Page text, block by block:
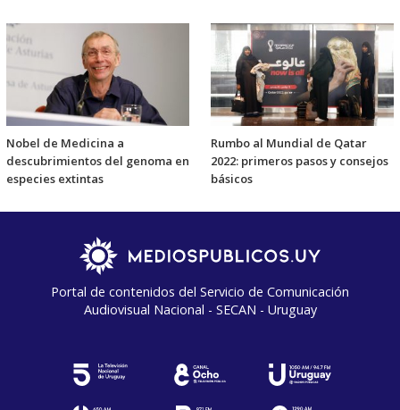
Nobel de Medicina a
descubrimientos del genoma en
especies extintas
Rumbo al Mundial de Qatar
2022: primeros pasos y consejos
básicos
Portal de contenidos del Servicio de Comunicación
Audiovisual Nacional - SECAN - Uruguay